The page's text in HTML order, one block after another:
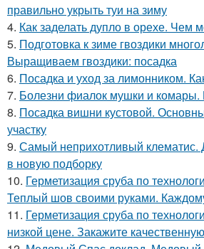
правильно укрыть туи на зиму
4. Как заделать дупло в орехе. Чем
5. Подготовка к зиме гвоздики
Выращиваем гвоздики: посадка
6. Посадка и уход за лимонником.
7. Болезни фиалок мушки и комары.
8. Посадка вишни кустовой.
участку
9. Самый неприхотливый клематис.
в новую подборку
10. Герметизация сруба по
Теплый шов своими руками.
11. Герметизация сруба по
низкой цене. Закажите